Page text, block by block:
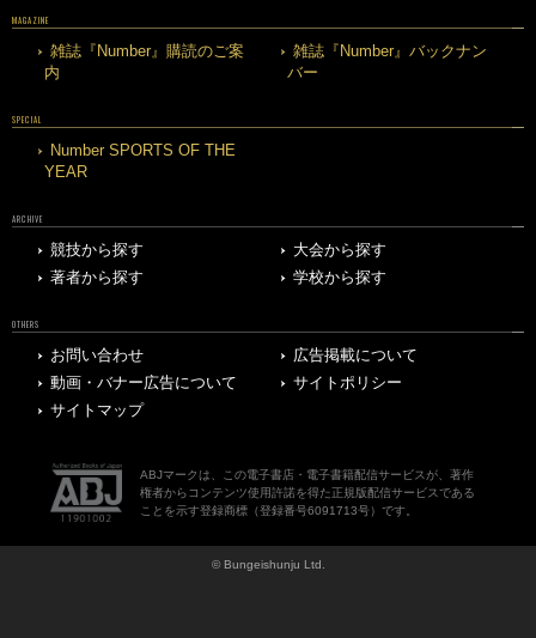
MAGAZINE
雑誌『Number』購読のご案
内
雑誌『Number』バックナン
バー
SPECIAL
Number SPORTS OF THE
YEAR
ARCHIVE
競技から探す
大会から探す
著者から探す
学校から探す
OTHERS
お問い合わせ
広告掲載について
動画・バナー広告について
サイトポリシー
サイトマップ
ABJマークは、この電子書店・電子書籍配信サービスが、著作
権者からコンテンツ使用許諾を得た正規版配信サービスである
ことを示す登録商標（登録番号6091713号）です。
© Bungeishunju Ltd.